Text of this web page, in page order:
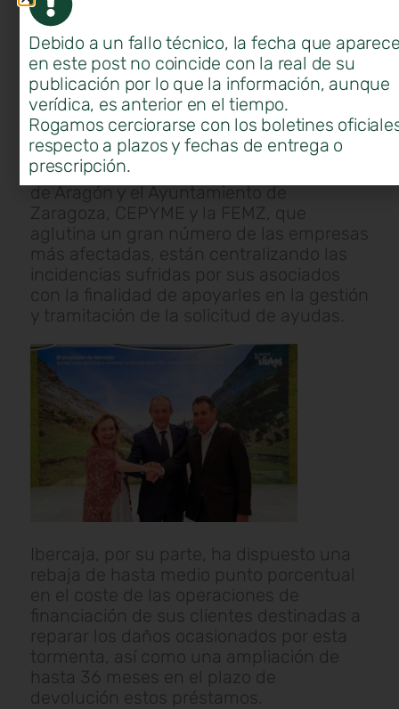
para ayudar a pymes y empresas
damnificadas por la gran tormenta que se
produjo el pasado 6 de julio en la ciudad
de Zaragoza, Cuarte de Huerva y Cadrete,
así como en otras localidades de la
provincia.
Ante la posibilidad de declaración de
zona catastrófica por parte del Gobierno
de Aragón y el Ayuntamiento de
Zaragoza, CEPYME y la FEMZ, que
aglutina un gran número de las empresas
más afectadas, están centralizando las
incidencias sufridas por sus asociados
con la finalidad de apoyarles en la gestión
y tramitación de la solicitud de ayudas.
Ibercaja, por su parte, ha dispuesto una
rebaja de hasta medio punto porcentual
en el coste de las operaciones de
financiación de sus clientes destinadas a
reparar los daños ocasionados por esta
tormenta, así como una ampliación de
hasta 36 meses en el plazo de
devolución estos préstamos.
Debido a un fallo técnico, la fecha que
en este post no coincide con la real de su
publicación por lo que la información, aunque
verídica, es anterior en el tiempo.
Rogamos cerciorarse con los boletines
respecto a plazos y fechas de entrega o
prescripción.